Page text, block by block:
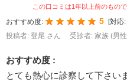
この口コミは1年以上前のもの
おすすめ度: 5 対応:
投稿者: 登尾 さん
受診者: 家族 (男
おすすめ度 :
とても熱心に診察して下さい